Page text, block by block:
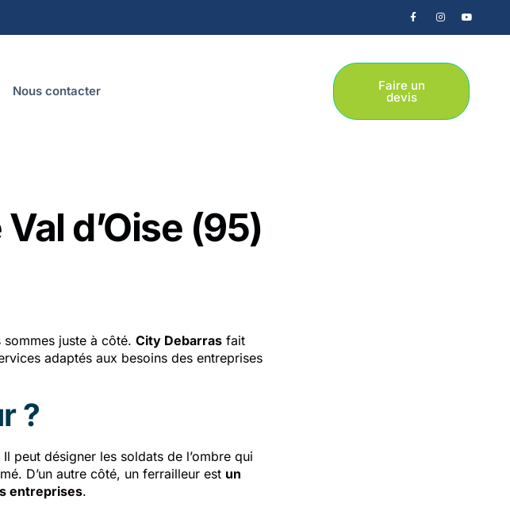
Nous contacter Faire un
devis
d’Oise (95)
sommes juste à côté. City Debarras fait
adaptés aux besoins des entreprises
?
peut désigner les soldats de l’ombre qui
D’un autre côté, un ferrailleur est un
entreprises.